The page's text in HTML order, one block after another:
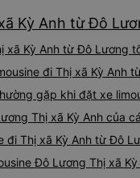
Kỳ Anh từ Đô
xã Kỳ Anh từ Đô Lương
đi Thị xã Kỳ
gặp khi đặt xe
Thị xã Kỳ Anh của
đi Thị xã Kỳ Anh từ Đô
Đô Lương Thị xã Kỳ